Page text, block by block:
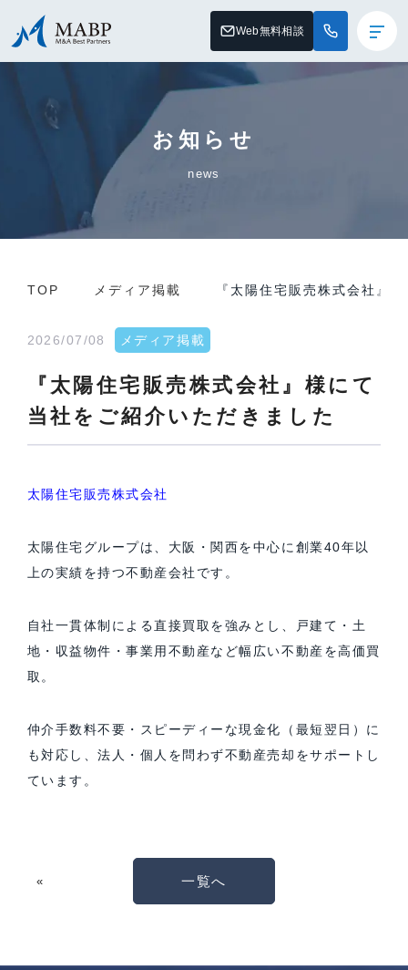
Web無料相談
お知らせ
news
TOP メディア掲載 『太陽住宅販売株式会社』
2026/07/08 メディア掲載
『太陽住宅販売株式会社』様にて
当社をご紹介いただきました
太陽住宅販売株式会社
太陽住宅グループは、大阪・関西を中心に創業40年以
上の実績を持つ不動産会社です。
自社一貫体制による直接買取を強みとし、戸建て・土
地・収益物件・事業用不動産など幅広い不動産を高価買
取。
仲介手数料不要・スピーディーな現金化（最短翌日）に
も対応し、法人・個人を問わず不動産売却をサポートし
ています。
« 一覧へ